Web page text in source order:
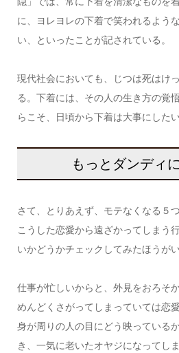
に、ヨレヨレの下着で笑われるよう
い、といったことが記されている。
現代社会においても、じつは死はけ
る。下着には、その人の生き方の覚
らこそ、日頃から下着は大事にしたい
もっとダンディ
さて、とりあえず、モテなくなる５
こうした恋愛から遠ざかってしまう
いかどうかチェックしてみたほうがい
仕事が忙しいからと、外見をおろそ
めんどくさがってしまっていては恋
身が周りの人の目にどう映っている
き、一気に老いたオヤジになってしま